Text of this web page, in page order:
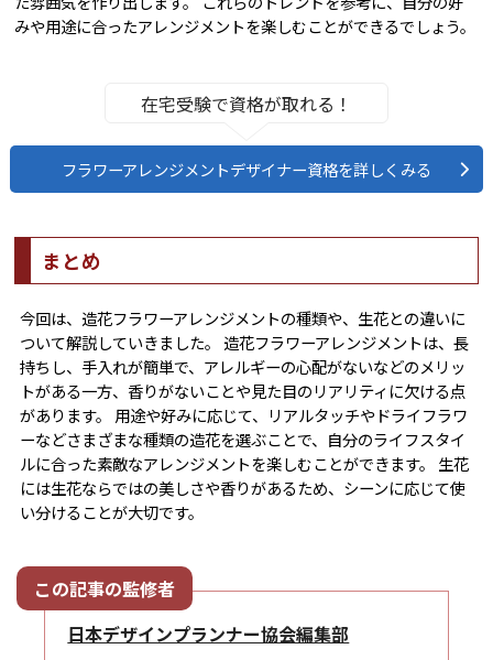
みや用途に合ったアレンジメントを楽しむことができるでしょう。
在宅受験で資格が取れる！
フラワーアレンジメントデザイナー資格を詳しくみる
まとめ
今回は、造花フラワーアレンジメントの種類や、生花との違いに
ついて解説していきました。 造花フラワーアレンジメントは、長
持ちし、手入れが簡単で、アレルギーの心配がないなどのメリッ
トがある一方、香りがないことや見た目のリアリティに欠ける点
があります。 用途や好みに応じて、リアルタッチやドライフラワ
ーなどさまざまな種類の造花を選ぶことで、自分のライフスタイ
ルに合った素敵なアレンジメントを楽しむことができます。 生花
には生花ならではの美しさや香りがあるため、シーンに応じて使
い分けることが大切です。
日本デザインプランナー協会編集部